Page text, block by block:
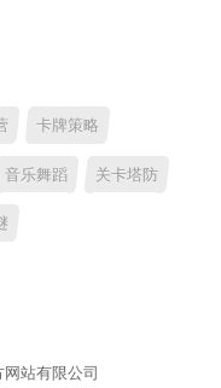
卡牌策略
音乐舞蹈 关卡塔防
站有限公司